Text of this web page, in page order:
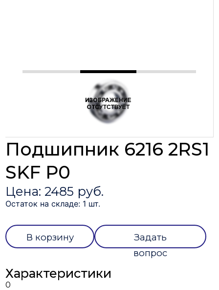
Подшипник 6216 2RS1
SKF P0
Цена: 2485 руб.
Остаток на складе: 1 шт.
В корзину
Задать
вопрос
Характеристики
0